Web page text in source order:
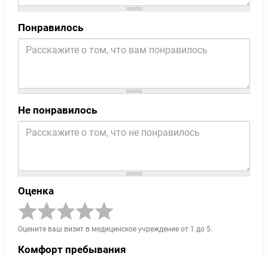
Понравилось
Не понравилось
Оценка
Оцените ваш визит в медицинское учреждение от 1 до 5.
Комфорт пребывания